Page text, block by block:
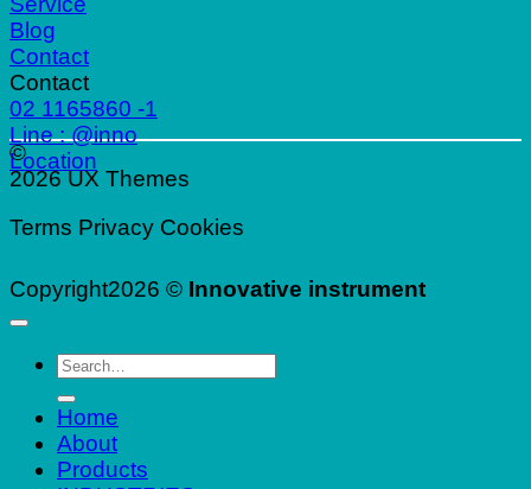
Blog
Contact
Contact
02 1165860 -1
Line : @inno
Location
©
2026 UX Themes
Terms Privacy Cookies
Copyright2026 © Innovative instrument
Search
for:
Home
About
Products